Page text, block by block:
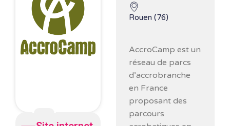
Rouen (76)
AccroCamp est un
réseau de parcs
d’accrobranche
en France
proposant des
parcours